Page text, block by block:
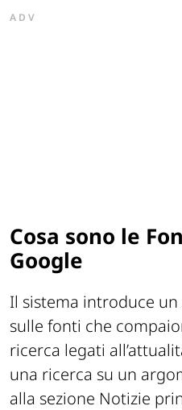
ADV
Cosa sono le
Google
Il sistema introduce un
sulle fonti che
ricerca legati
una ricerca su un
alla sezione Notizie